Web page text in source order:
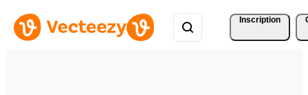
Inscription